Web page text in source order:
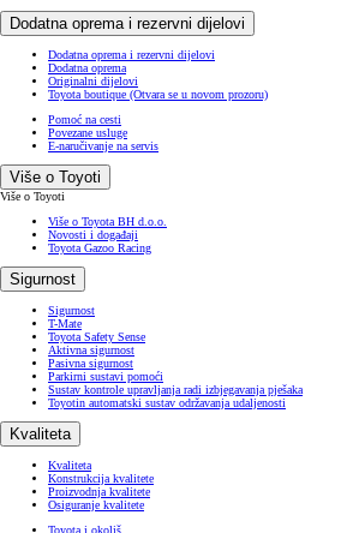
Dodatna oprema i rezervni dijelovi
Dodatna oprema i rezervni dijelovi
Dodatna oprema
Originalni dijelovi
Toyota boutique (Otvara se u novom prozoru)
Pomoć na cesti
Povezane usluge
E-naručivanje na servis
Više o Toyoti
Više o Toyoti
Više o Toyota BH d.o.o.
Novosti i događaji
Toyota Gazoo Racing
Sigurnost
Sigurnost
T-Mate
Toyota Safety Sense
Aktivna sigurnost
Pasivna sigurnost
Parkirni sustavi pomoći
Sustav kontrole upravljanja radi izbjegavanja pješaka
Toyotin automatski sustav održavanja udaljenosti
Kvaliteta
Kvaliteta
Konstrukcija kvalitete
Proizvodnja kvalitete
Osiguranje kvalitete
Toyota i okoliš